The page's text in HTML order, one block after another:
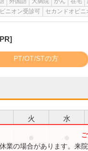
ニオン受診可
セカンドオピ
PT/OT/STの方
火 水
業の場合があります。来